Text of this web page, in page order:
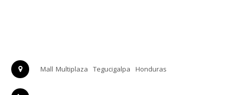
Mall Multiplaza Tegucigalpa Honduras